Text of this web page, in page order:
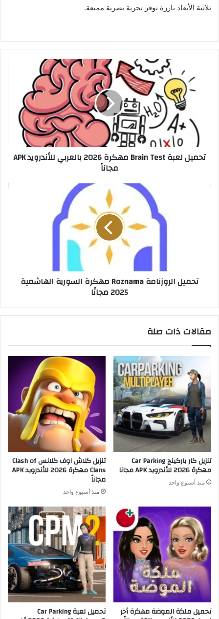
ثلاثية الأبعاد بارزة توفر تجربة بصرية ممتعة.
تحميل لعبة Brain Test مهكرة 2026 بالعربي للأندرويد APK
مجاناً
تحميل الروزنامة Roznama مهكرة السورية الهاشمية
2025 مجانًا
مقالات ذات صلة
تنزيل كار باركينج Car Parking
مهكرة 2026 للأندرويد APK مجانا
منذ أسبوع واحد
تنزيل كلاش اوف كلانس Clash of
Clans مهكرة 2026 للأندرويد APK
مجاناً
منذ أسبوع واحد
تحميل ملكة الموضة مهكرة أخر تحميل لعبة Car Parking